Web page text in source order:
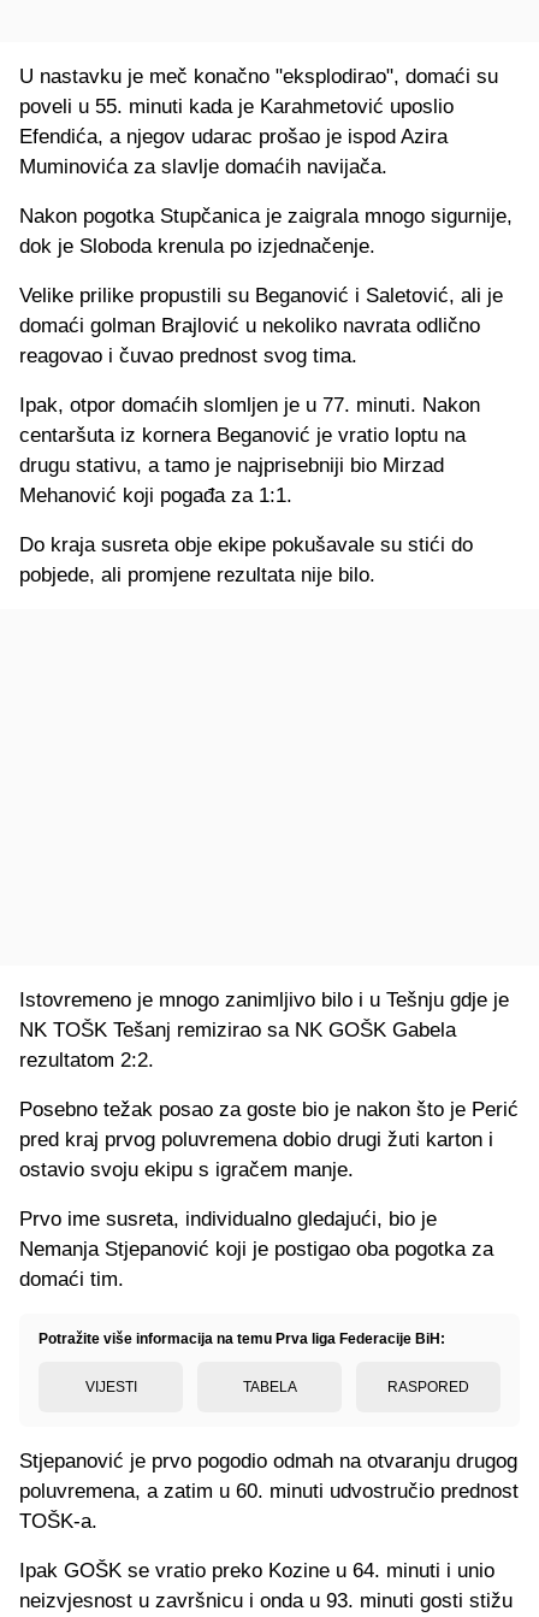
U nastavku je meč konačno "eksplodirao", domaći su
poveli u 55. minuti kada je Karahmetović uposlio
Efendića, a njegov udarac prošao je ispod Azira
Muminovića za slavlje domaćih navijača.
Nakon pogotka Stupčanica je zaigrala mnogo sigurnije,
dok je Sloboda krenula po izjednačenje.
Velike prilike propustili su Beganović i Saletović, ali je
domaći golman Brajlović u nekoliko navrata odlično
reagovao i čuvao prednost svog tima.
Ipak, otpor domaćih slomljen je u 77. minuti. Nakon
centaršuta iz kornera Beganović je vratio loptu na
drugu stativu, a tamo je najprisebniji bio Mirzad
Mehanović koji pogađa za 1:1.
Do kraja susreta obje ekipe pokušavale su stići do
pobjede, ali promjene rezultata nije bilo.
Istovremeno je mnogo zanimljivo bilo i u Tešnju gdje je
NK TOŠK Tešanj remizirao sa NK GOŠK Gabela
rezultatom 2:2.
Posebno težak posao za goste bio je nakon što je Perić
pred kraj prvog poluvremena dobio drugi žuti karton i
ostavio svoju ekipu s igračem manje.
Prvo ime susreta, individualno gledajući, bio je
Nemanja Stjepanović koji je postigao oba pogotka za
domaći tim.
Potražite više informacija na temu Prva liga Federacije BiH:
VIJESTI TABELA RASPORED
Stjepanović je prvo pogodio odmah na otvaranju drugog
poluvremena, a zatim u 60. minuti udvostručio prednost
TOŠK-a.
Ipak GOŠK se vratio preko Kozine u 64. minuti i unio
neizvjesnost u završnicu i onda u 93. minuti gosti stižu